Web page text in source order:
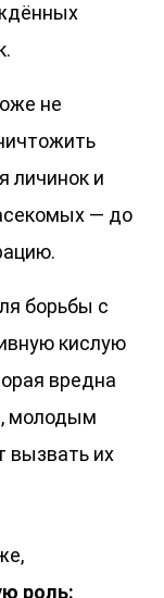
не
личинок и
— до
борьбы с
кислую
вредна
молодым
вызвать их
роль: